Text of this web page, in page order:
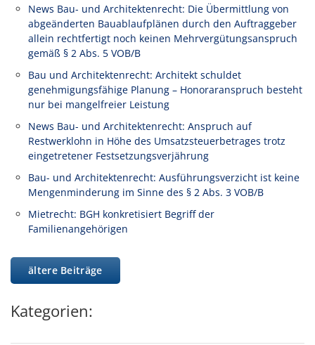
News Bau- und Architektenrecht: Die Übermittlung von
abgeänderten Bauablaufplänen durch den Auftraggeber
allein rechtfertigt noch keinen Mehrvergütungsanspruch
gemäß § 2 Abs. 5 VOB/B
Bau und Architektenrecht: Architekt schuldet
genehmigungsfähige Planung – Honoraranspruch besteht
nur bei mangelfreier Leistung
News Bau- und Architektenrecht: Anspruch auf
Restwerklohn in Höhe des Umsatzsteuerbetrages trotz
eingetretener Festsetzungsverjährung
Bau- und Architektenrecht: Ausführungsverzicht ist keine
Mengenminderung im Sinne des § 2 Abs. 3 VOB/B
Mietrecht: BGH konkretisiert Begriff der
Familienangehörigen
ältere Beiträge
Kategorien: